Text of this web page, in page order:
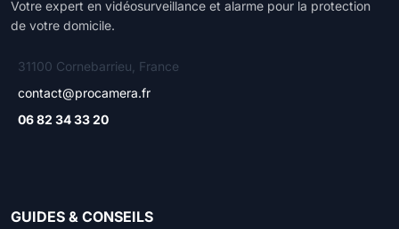
Votre expert en vidéosurveillance et alarme pour la protection
de votre domicile.
31100 Cornebarrieu, France
contact@procamera.fr
06 82 34 33 20
GUIDES & CONSEILS